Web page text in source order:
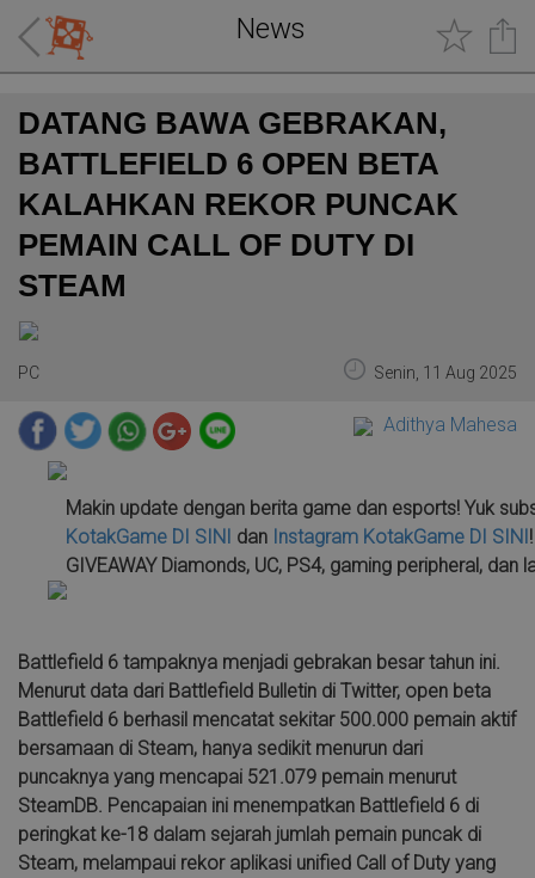
News
DATANG BAWA GEBRAKAN,
BATTLEFIELD 6 OPEN BETA
KALAHKAN REKOR PUNCAK
PEMAIN CALL OF DUTY DI
STEAM
PC Senin, 11 Aug 2025
Adithya Mahesa
Makin update dengan berita game dan esports! Yuk
KotakGame DI SINI dan Instagram KotakGame DI SINI
GIVEAWAY Diamonds, UC, PS4, gaming peripheral, dan
Battlefield 6 tampaknya menjadi gebrakan besar tahun ini.
Menurut data dari Battlefield Bulletin di Twitter, open beta
Battlefield 6 berhasil mencatat sekitar 500.000 pemain aktif
bersamaan di Steam, hanya sedikit menurun dari
puncaknya yang mencapai 521.079 pemain menurut
SteamDB. Pencapaian ini menempatkan Battlefield 6 di
peringkat ke-18 dalam sejarah jumlah pemain puncak di
Steam, melampaui rekor aplikasi unified Call of Duty yang